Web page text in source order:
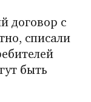
договор с
списали
быть